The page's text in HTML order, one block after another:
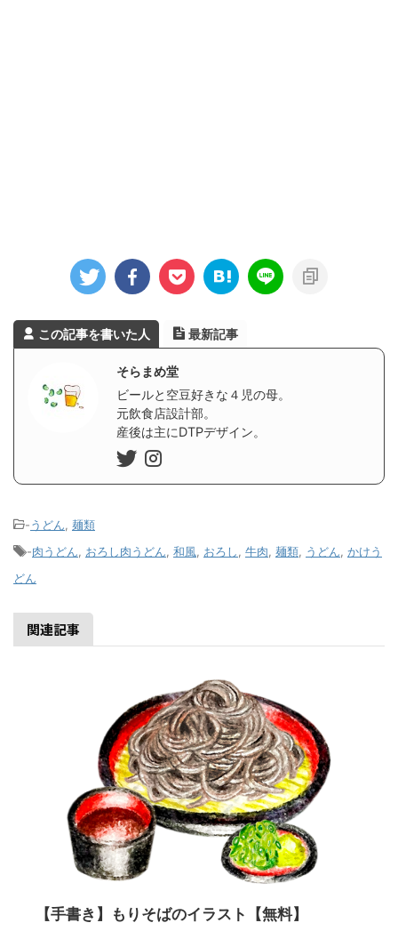
この記事を書いた人 最新記事
そらまめ堂
ビールと空豆好きな４児の母。
元飲食店設計部。
産後は主にDTPデザイン。
-うどん, 麺類
-肉うどん, おろし肉うどん, 和風, おろし, 牛肉, 麺類, うどん, かけう
どん
関連記事
【手書き】もりそばのイラスト【無料】